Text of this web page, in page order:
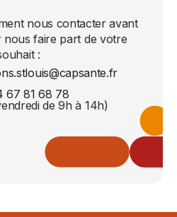
nous contacter avant
faire part de votre
:
67 81 68 78
de 9h à 14h)